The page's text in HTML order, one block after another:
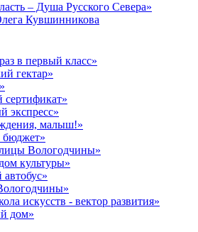
– Душа Русского Севера»
Кувшинникова
в первый класс»
гектар»
экспресс»
малыш!»
Вологодчины»
культуры»
искусств - вектор развития»
дом»